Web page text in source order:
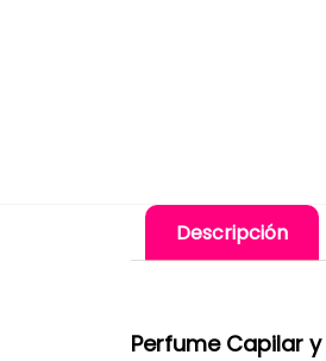
Descripción
Perfume Capilar y